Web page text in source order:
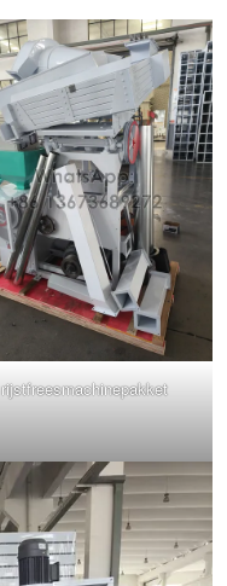
rijstfreesmachinepakket